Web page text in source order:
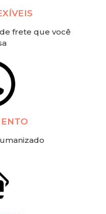
frete que você